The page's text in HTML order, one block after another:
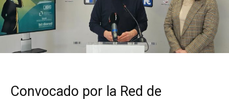
Convocado por la Red de